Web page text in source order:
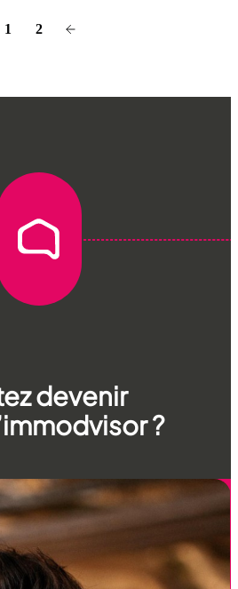
1 2
devenir
?